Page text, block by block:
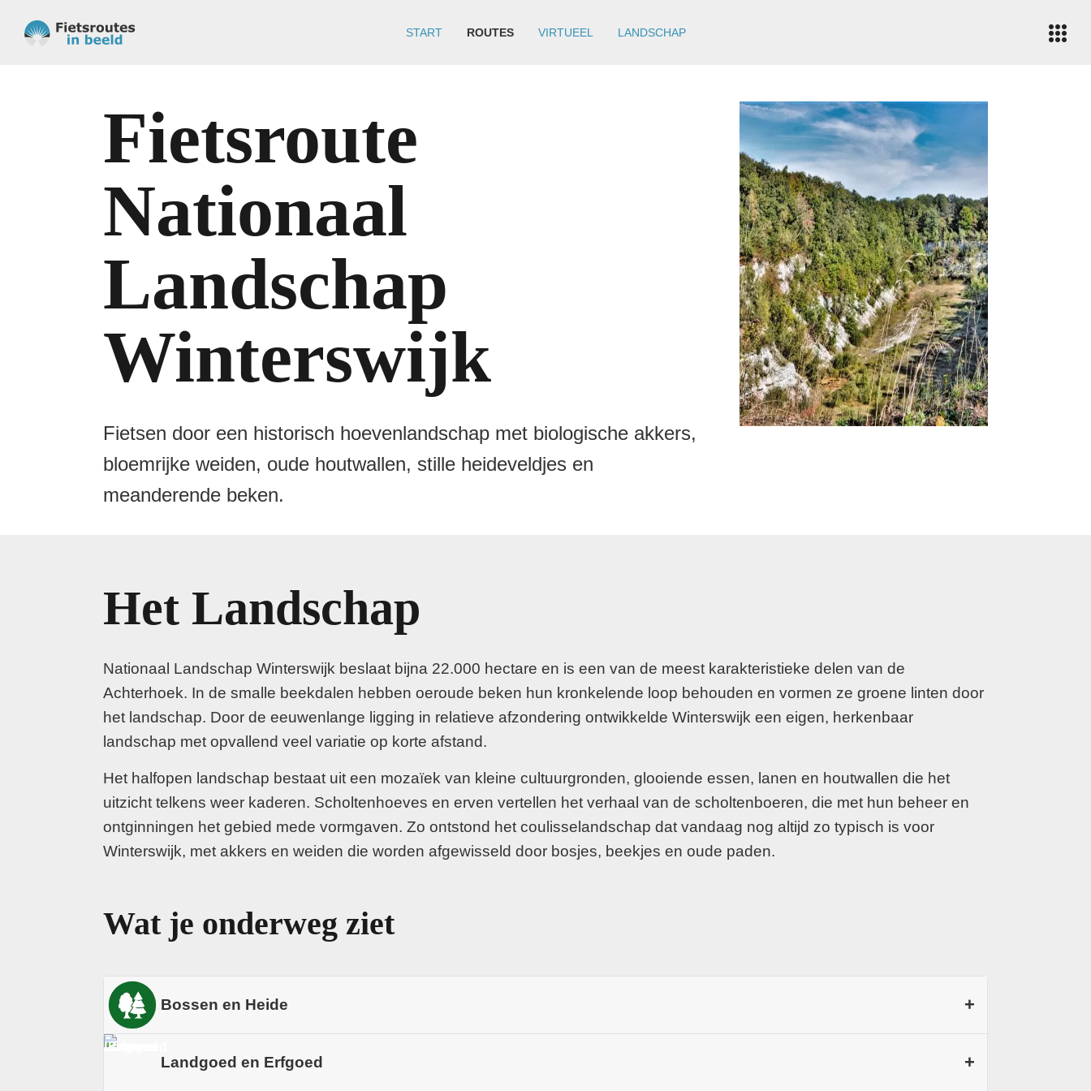
START ROUTES VIRTUEEL LANDSCHAP
Fietsroute
Nationaal
Landschap
Winterswijk
Fietsen door een historisch hoevenlandschap met biologische akkers,
bloemrijke weiden, oude houtwallen, stille heideveldjes en
meanderende beken.
Het Landschap
Nationaal Landschap Winterswijk beslaat bijna 22.000 hectare en is een van de meest karakteristieke delen van de
Achterhoek. In de smalle beekdalen hebben oeroude beken hun kronkelende loop behouden en vormen ze groene linten door
het landschap. Door de eeuwenlange ligging in relatieve afzondering ontwikkelde Winterswijk een eigen, herkenbaar
landschap met opvallend veel variatie op korte afstand.
Het halfopen landschap bestaat uit een mozaïek van kleine cultuurgronden, glooiende essen, lanen en houtwallen die het
uitzicht telkens weer kaderen. Scholtenhoeves en erven vertellen het verhaal van de scholtenboeren, die met hun beheer en
ontginningen het gebied mede vormgaven. Zo ontstond het coulisselandschap dat vandaag nog altijd zo typisch is voor
Winterswijk, met akkers en weiden die worden afgewisseld door bosjes, beekjes en oude paden.
Wat je onderweg ziet
Bossen en Heide +
Je fietst langs bosranden, houtwallen en open stukken land, waardoor het landschap steeds van kleur en sfeer verandert.
Landgoed en Erfgoed +